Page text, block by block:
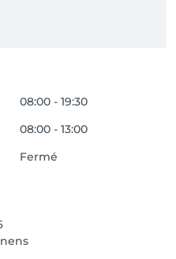
08:00 - 19:30
08:00 - 13:00
Fermé